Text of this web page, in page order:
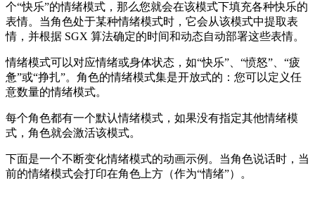
个“快乐”的情绪模式，那么您就会在该模式下填充各种快乐的
表情。当角色处于某种情绪模式时，它会从该模式中提取表
情，并根据 SGX 算法确定的时间和动态自动部署这些表情。
情绪模式可以对应情绪或身体状态，如“快乐”、“愤怒”、“疲
惫”或“挣扎”。角色的情绪模式集是开放式的：您可以定义任
意数量的情绪模式。
每个角色都有一个默认情绪模式，如果没有指定其他情绪模
式，角色就会激活该模式。
下面是一个不断变化情绪模式的动画示例。当角色说话时，当
前的情绪模式会打印在角色上方（作为“情绪”）。